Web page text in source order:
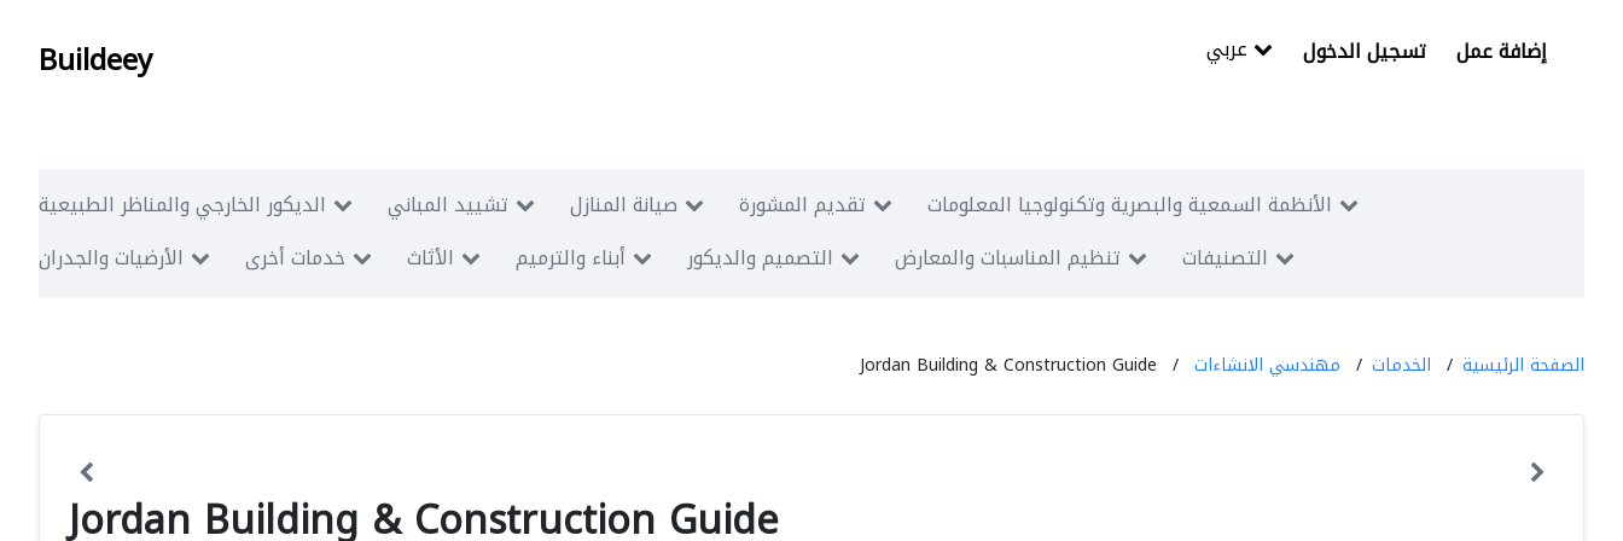
Buildeey تسجيل الدخول إضافة عمل
الديكور الخارجي والمناظر الطبيعية تشييد المباني صيانة المنازل تقديم المشورة
الأنظمة السمعية والبصرية وتكنولوجيا المعلومات
الأرضيات والجدران
خدمات أخرى الأثاث أبناء والترميم التصميم والديكور تنظيم المناسبات والمعارض التصنيفات
الصفحة الرئيسية الخدمات مهندسي الانشاءات Jordan Building & Construction Guide
Jordan Building & Construction Guide